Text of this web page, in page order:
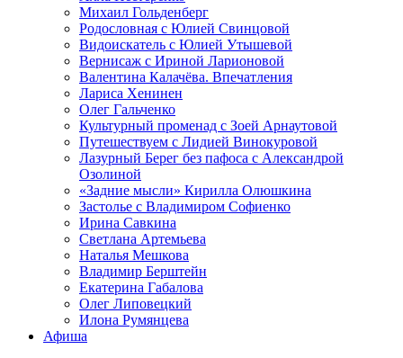
Михаил Гольденберг
Родословная с Юлией Свинцовой
Видоискатель с Юлией Утышевой
Вернисаж с Ириной Ларионовой
Валентина Калачёва. Впечатления
Лариса Хенинен
Олег Гальченко
Культурный променад с Зоей Арнаутовой
Путешествуем с Лидией Винокуровой
Лазурный Берег без пафоса с Александрой
Озолиной
«Задние мысли» Кирилла Олюшкина
Застолье с Владимиром Софиенко
Ирина Савкина
Светлана Артемьева
Наталья Мешкова
Владимир Берштейн
Екатерина Габалова
Олег Липовецкий
Илона Румянцева
Афиша